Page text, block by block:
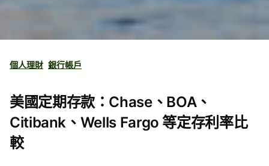
個人理財 銀行帳戶
美國定期存款：Chase、BOA、
Citibank、Wells Fargo 等定存利率比
較